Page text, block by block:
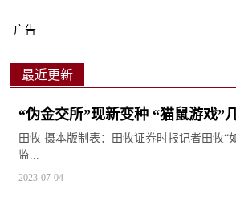
广告
最近更新
“伪金交所”现新变种 “猫鼠游戏”
田牧 摄本版制表：田牧证券时报记者田牧“
监...
2023-07-04